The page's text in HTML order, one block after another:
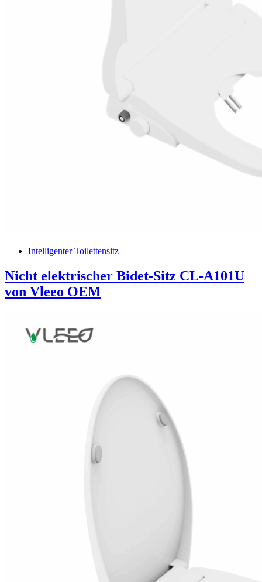
Intelligenter Toilettensitz
Nicht elektrischer Bidet-Sitz CL-A101U
von Vleeo OEM